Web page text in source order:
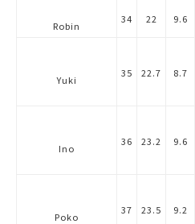
Robin
34 22 9.6
Yuki
35 22.7 8.7
Ino
36 23.2 9.6
Poko
37 23.5 9.2